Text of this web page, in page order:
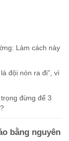
Làm cách này
đội nón ra đi”, vì
đừng để 3
bằng nguyên